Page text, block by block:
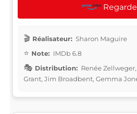
Réalisateur: Sharon Maguire
Note: IMDb 6.8
Distribution: Renée
Grant, Jim Broadbent, Gemma